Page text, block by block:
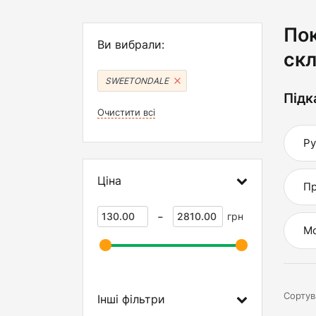
Ви вибрали:
SWEETONDALE
Очистити всі
Ціна
- грн
Інші фільтри